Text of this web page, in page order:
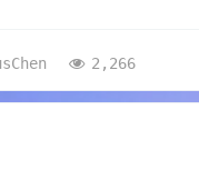
2,266